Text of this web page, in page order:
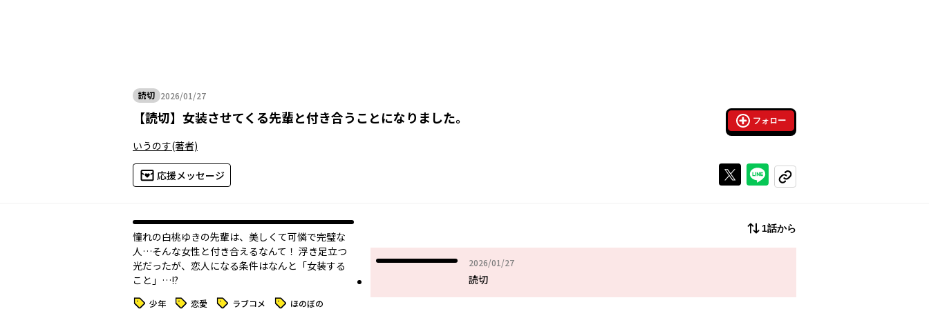
読切 2026/01/27
2026年01月27日
【読切】 女装させてくる先輩と付き合うことになりました。 フォロー
いうのす(著者)
応援メッセージ Xで投稿するラインでシェアする
コピーする
憧れの白桃ゆきの先輩は、美しくて可憐で完璧な
人…そんな女性と付き合えるなんて！ 浮き足立つ
光だったが、恋人になる条件はなんと「女装する
こと」…!?
タグ 少年 タグ 恋愛 タグ ラブコメ タグ ほのぼの
1話から
2026/01/27
2026年01月27日
読切